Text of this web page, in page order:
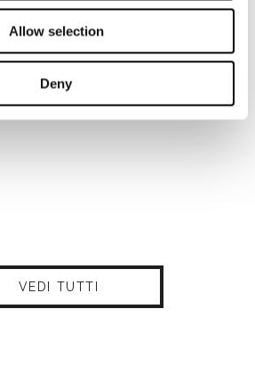
Allow selection
Deny
VEDI TUTTI